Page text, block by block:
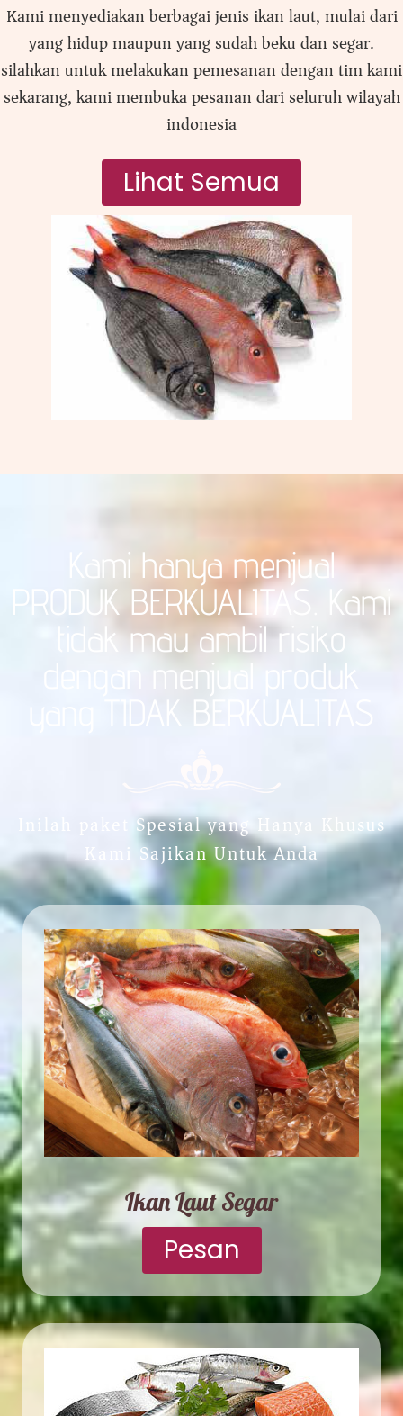
Kami menyediakan berbagai jenis ikan laut, mulai dari
yang hidup maupun yang sudah beku dan segar.
silahkan untuk melakukan pemesanan dengan tim kami
sekarang, kami membuka pesanan dari seluruh wilayah
indonesia
Lihat Semua
Kami hanya menjual
PRODUK BERKUALITAS. Kami
tidak mau ambil risiko
dengan menjual produk
yang TIDAK BERKUALITAS
Inilah paket Spesial yang Hanya Khusus
Kami Sajikan Untuk Anda
Ikan Laut Segar
Pesan